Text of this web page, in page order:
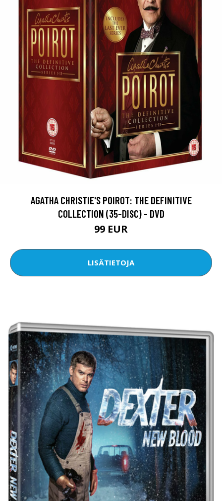
AGATHA CHRISTIE'S POIROT: THE DEFINITIVE
COLLECTION (35-DISC) - DVD
99 EUR
LISÄTIETOJA